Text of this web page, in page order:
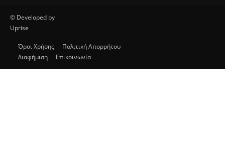
των πολιτών. Θα ενημερώνει με συνεχή ροή
για θέματα αυτοδιοίκησης, πολιτικής,
οικονομίας, κοινωνίας, διεθνή, υγείας,
αθλητικά, auto moto, life style.